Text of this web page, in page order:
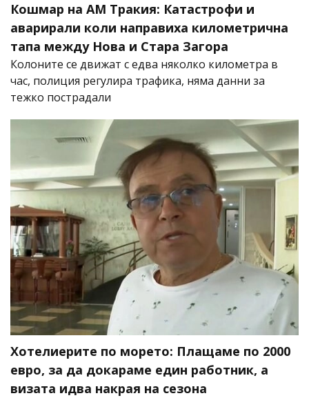
Кошмар на АМ Тракия: Катастрофи и
аварирали коли направиха километрична
тапа между Нова и Стара Загора
Колоните се движат с едва няколко километра в
час, полиция регулира трафика, няма данни за
тежко пострадали
Хотелиерите по морето: Плащаме по 2000
евро, за да докараме един работник, а
визата идва накрая на сезона